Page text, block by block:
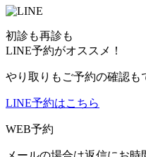
初診も再診も
LINE予約がオススメ！
やり取りもご予約の確認も
LINE予約はこちら
WEB予約